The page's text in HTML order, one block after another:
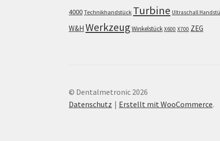
4000 Technikhandstück Turbine Ultraschall
W&H WerkzeugWinkelstück X600 X700 ZEG
© Dentalmetronic 2026
Datenschutz
Erstellt mit WooCommerce.